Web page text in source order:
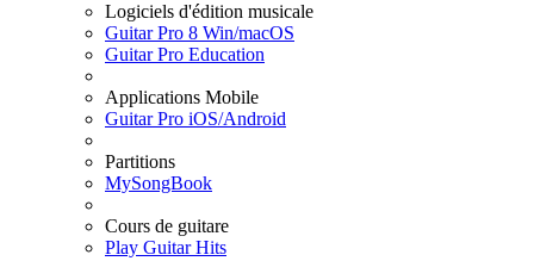
Logiciels d'édition musicale
Guitar Pro 8 Win/macOS
Guitar Pro Education
Applications Mobile
Guitar Pro iOS/Android
Partitions
MySongBook
Cours de guitare
Play Guitar Hits